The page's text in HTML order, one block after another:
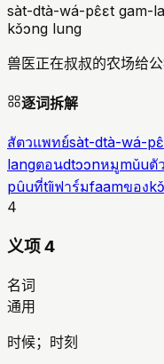
sàt-dtà-wá-pɛ̂ɛt gam-
kɔ̌ɔng lung
兽医正在叔叔的农场给公
逐词拆解
สัตวแพทย์sàt-dtà-wá-
langตอนdtɔɔnหมูmǔuตั
pûuที่tîiฟาร์มfaamของ
4
义项 4
名词
通用
时候；时刻